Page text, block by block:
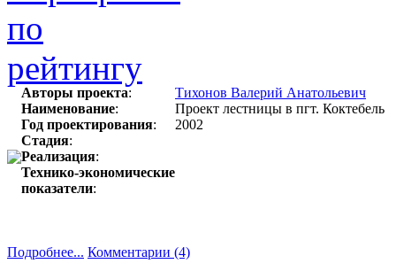
Авторы проекта:
Тихонов Валерий Анатольевич
Наименование:
Проект лестницы в пгт. Коктебель
Год проектирования:
2002
Стадия:
Реализация:
Технико-экономические
показатели:
Подробнее... Комментарии (4)